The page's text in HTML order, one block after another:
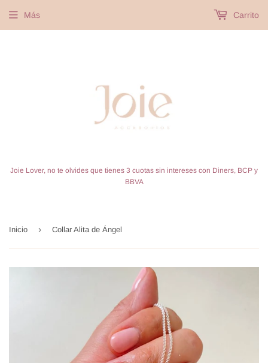
Joie Lover, no te olvides que tienes 3 cuotas sin intereses con Diners, BCP y
BBVA
Más Carrito
Inicio › Collar Alita de Ángel